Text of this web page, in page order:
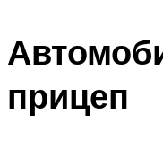
прицеп